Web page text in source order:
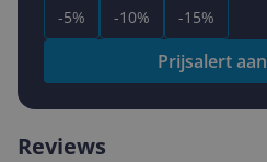
-5% -10% -15%
Prijsalert
Reviews